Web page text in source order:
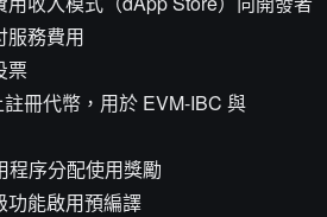
服務費用
票
冊代幣，用於 EVM-IBC 與
程序分配使用獎勵
功能啟用預編譯